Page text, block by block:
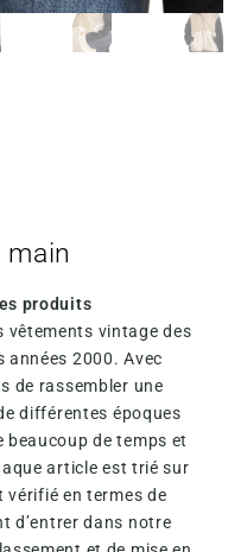
produits
vêtements vintage des
années 2000. Avec
de rassembler une
différentes époques
beaucoup de temps et
article est trié sur
vérifié en termes de
d’entrer dans notre